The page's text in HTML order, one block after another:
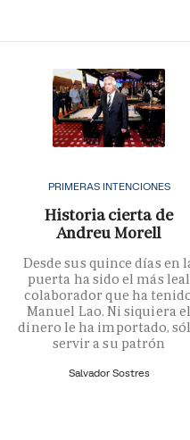
PRIMERAS INTENCIONES
Historia cierta de
Andreu Morell
Desde sus quince días en
puerta ha sido el más leal
colaborador que ha
Manuel Lao. Ni siquiera
dinero le ha importado,
servir a su patrón
Salvador Sostres